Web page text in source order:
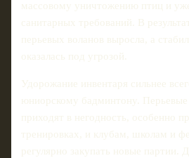
массовому уничтожению птиц и
санитарных требований. В
перьевых воланов выросла, а
оказалась под угрозой.
Удорожание инвентаря сильнее
юниорскому бадминтону.
приходят в негодность, особенно
тренировках, и клубам, школам и
регулярно закупать новые партии.